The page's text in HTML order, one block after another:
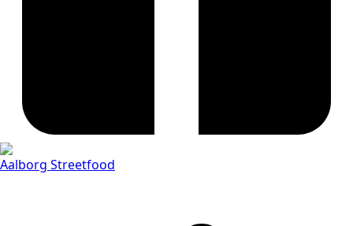
Aalborg Streetfood